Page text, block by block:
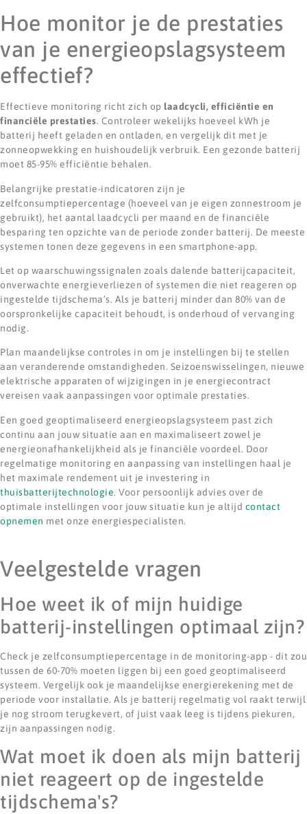
Hoe monitor je de prestaties
van je energieopslagsysteem
effectief?
Effectieve monitoring richt zich op laadcycli, efficiëntie en
financiële prestaties. Controleer wekelijks hoeveel kWh je
batterij heeft geladen en ontladen, en vergelijk dit met je
zonneopwekking en huishoudelijk verbruik. Een gezonde batterij
moet 85-95% efficiëntie behalen.
Belangrijke prestatie-indicatoren zijn je
zelfconsumptiepercentage (hoeveel van je eigen zonnestroom je
gebruikt), het aantal laadcycli per maand en de financiële
besparing ten opzichte van de periode zonder batterij. De meeste
systemen tonen deze gegevens in een smartphone-app.
Let op waarschuwingssignalen zoals dalende batterijcapaciteit,
onverwachte energieverliezen of systemen die niet reageren op
ingestelde tijdschema’s. Als je batterij minder dan 80% van de
oorspronkelijke capaciteit behoudt, is onderhoud of vervanging
nodig.
Plan maandelijkse controles in om je instellingen bij te stellen
aan veranderende omstandigheden. Seizoenswisselingen, nieuwe
elektrische apparaten of wijzigingen in je energiecontract
vereisen vaak aanpassingen voor optimale prestaties.
Een goed geoptimaliseerd energieopslagsysteem past zich
continu aan jouw situatie aan en maximaliseert zowel je
energieonafhankelijkheid als je financiële voordeel. Door
regelmatige monitoring en aanpassing van instellingen haal je
het maximale rendement uit je investering in
thuisbatterijtechnologie. Voor persoonlijk advies over de
optimale instellingen voor jouw situatie kun je altijd contact
opnemen met onze energiespecialisten.
Veelgestelde vragen
Hoe weet ik of mijn huidige
batterij-instellingen optimaal zijn?
Check je zelfconsumptiepercentage in de monitoring-app - dit zou
tussen de 60-70% moeten liggen bij een goed geoptimaliseerd
systeem. Vergelijk ook je maandelijkse energierekening met de
periode voor installatie. Als je batterij regelmatig vol raakt terwijl
je nog stroom terugkevert, of juist vaak leeg is tijdens piekuren,
zijn aanpassingen nodig.
Wat moet ik doen als mijn batterij
niet reageert op de ingestelde
tijdschema's?